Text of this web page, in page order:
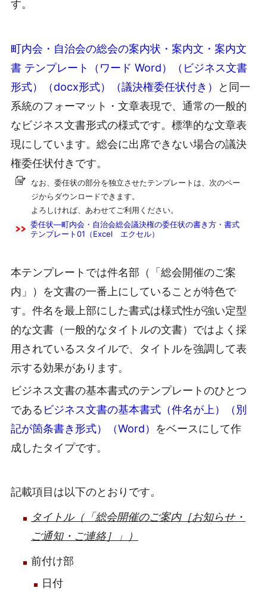
す。
町内会・自治会の総会の案内状・案内文・案内文
書 テンプレート（ワード Word）（ビジネス文書
形式）（docx形式）（議決権委任状付き）
と同一
系統のフォーマット・文章表現で、通常の一般的
なビジネス文書形式の様式です。標準的な文章表
現にしています。総会に出席できない場合の議決
権委任状付きです。
なお、委任状の部分を独立させたテンプレートは、次のペー
ジからダウンロードできます。
よろしければ、あわせてご利用ください。
委任状―町内会・自治会総会議決権の委任状の書き方・書式
テンプレート01（Excel エクセル）
本テンプレートでは件名部（「総会開催のご案
内」）を文書の一番上にしていることが特色で
す。件名を最上部にした書式は様式性が強い定型
的な文書（一般的なタイトルの文書）ではよく採
用されているスタイルで、タイトルを強調して表
示する効果があります。
ビジネス文書の基本書式のテンプレートのひとつ
である ビジネス文書の基本書式（件名が上）（別
記が箇条書き形式）（Word） をベースにして作
成したタイプです。
記載項目は以下のとおりです。
タイトル（「総会開催のご案内［お知らせ・
ご通知・ご連絡］」）
前付け部
日付